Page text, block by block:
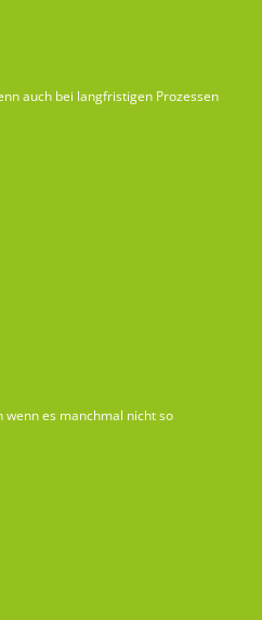
auch bei langfristigen Prozessen
wenn es manchmal nicht so